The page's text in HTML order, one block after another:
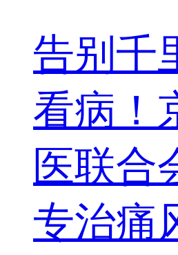
告别千
看病！
医联合
专治痛